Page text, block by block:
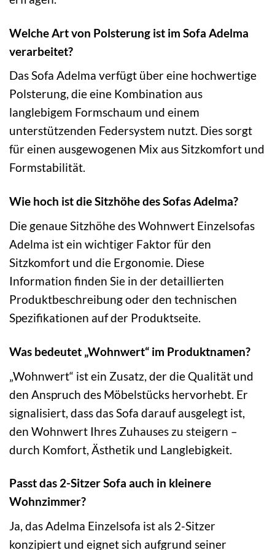
Welche Art von Polsterung ist im Sofa Adelma
verarbeitet?
Das Sofa Adelma verfügt über eine hochwertige
Polsterung, die eine Kombination aus
langlebigem Formschaum und einem
unterstützenden Federsystem nutzt. Dies sorgt
für einen ausgewogenen Mix aus Sitzkomfort und
Formstabilität.
Wie hoch ist die Sitzhöhe des Sofas Adelma?
Die genaue Sitzhöhe des Wohnwert Einzelsofas
Adelma ist ein wichtiger Faktor für den
Sitzkomfort und die Ergonomie. Diese
Information finden Sie in der detaillierten
Produktbeschreibung oder den technischen
Spezifikationen auf der Produktseite.
Was bedeutet „Wohnwert“ im Produktnamen?
„Wohnwert“ ist ein Zusatz, der die Qualität und
den Anspruch des Möbelstücks hervorhebt. Er
signalisiert, dass das Sofa darauf ausgelegt ist,
den Wohnwert Ihres Zuhauses zu steigern –
durch Komfort, Ästhetik und Langlebigkeit.
Passt das 2-Sitzer Sofa auch in kleinere
Wohnzimmer?
Ja, das Adelma Einzelsofa ist als 2-Sitzer
konzipiert und eignet sich aufgrund seiner